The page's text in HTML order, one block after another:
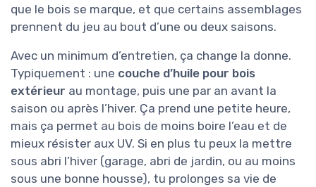
que le bois se marque, et que certains assemblages
prennent du jeu au bout d’une ou deux saisons.
Avec un minimum d’entretien, ça change la donne.
Typiquement : une couche d’huile pour bois
extérieur au montage, puis une par an avant la
saison ou après l’hiver. Ça prend une petite heure,
mais ça permet au bois de moins boire l’eau et de
mieux résister aux UV. Si en plus tu peux la mettre
sous abri l’hiver (garage, abri de jardin, ou au moins
sous une bonne housse), tu prolonges sa vie de